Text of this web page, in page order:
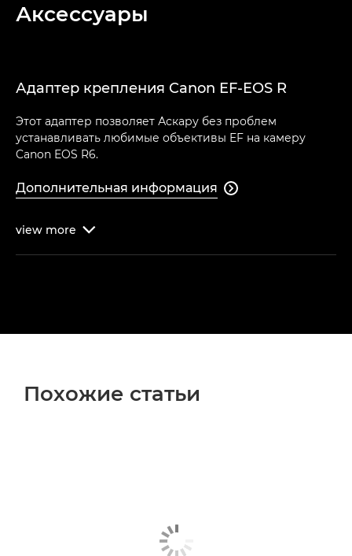
Аксессуары
Адаптер крепления Canon EF-EOS R
Этот адаптер позволяет Аскару без проблем
устанавливать любимые объективы EF на камеру
Canon EOS R6.
Дополнительная информация 
view more 
Похожие статьи